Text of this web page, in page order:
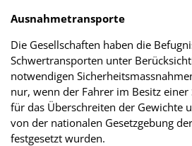
Ausnahmetransporte
Die Gesellschaften haben die
Schwertransporten unter
notwendigen
nur, wenn der Fahrer im Besitz
für das Überschreiten der Gewichte
von der nationalen Gesetzgebung
festgesetzt wurden.